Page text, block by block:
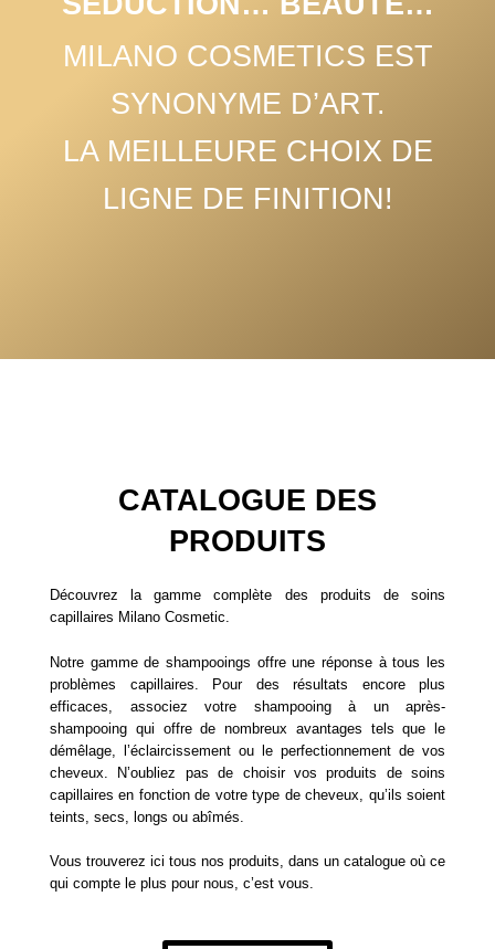
MILANO COSMETICS EST
SYNONYME D’ART.
LA MEILLEURE CHOIX DE
LIGNE DE FINITION!
CATALOGUE DES
PRODUITS
Découvrez la gamme complète des produits de soins
capillaires Milano Cosmetic.
Notre gamme de shampooings offre une réponse à tous les
problèmes capillaires. Pour des résultats encore plus
efficaces, associez votre shampooing à un après-
shampooing qui offre de nombreux avantages tels que le
démêlage, l’éclaircissement ou le perfectionnement de vos
cheveux. N’oubliez pas de choisir vos produits de soins
capillaires en fonction de votre type de cheveux, qu’ils soient
teints, secs, longs ou abîmés.
Vous trouverez ici tous nos produits, dans un catalogue où ce
qui compte le plus pour nous, c’est vous.